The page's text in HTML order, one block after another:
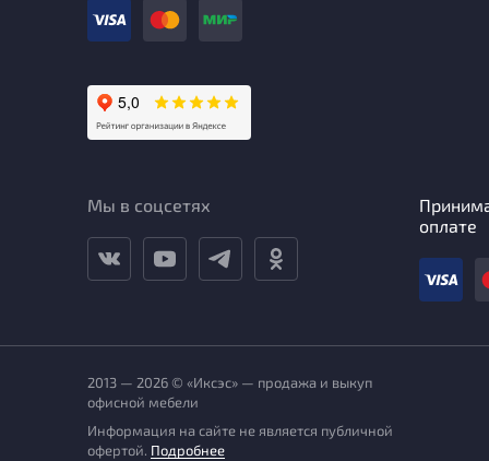
Мы в соцсетях
оплате
2013 — 2026 © «Иксэс» — продажа и выкуп
офисной мебели
Информация на сайте не является публичной
офертой. Подробнее